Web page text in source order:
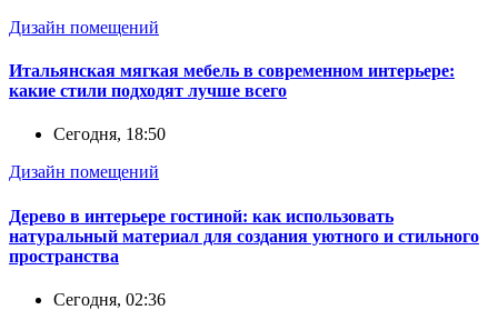
Дизайн помещений
Итальянская мягкая мебель в современном интерьере:
какие стили подходят лучше всего
Сегодня, 18:50
Дизайн помещений
Дерево в интерьере гостиной: как использовать
натуральный материал для создания уютного и стильного
пространства
Сегодня, 02:36